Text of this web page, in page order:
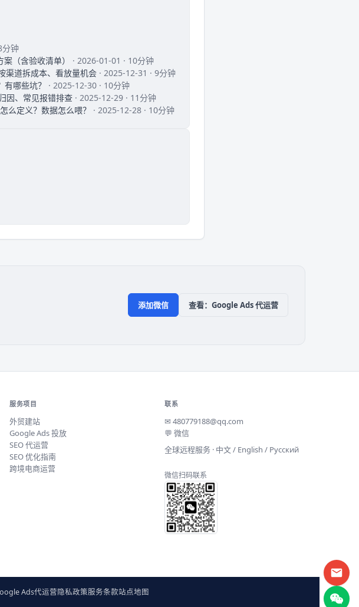
分钟
（含验收清单）
· 2026-01-01 · 10分钟
道拆成本、看放量机会 · 2025-12-31 · 9分钟
哪些坑？
· 2025-12-30 · 10分钟
因、常见报错排查 · 2025-12-29 · 11分钟
定义？数据怎么喂？
· 2025-12-28 · 10分钟
添加微信 查看：Google Ads 代运营
服务项目
外贸建站
Google Ads 投放
SEO 代运营
SEO 优化指南
跨境电商运营
联系
✉ 480779188@qq.com
💬 微信
全球远程服务 · 中文 / English / Русский
微信扫码联系
Ads代运营隐私政策服务条款站点地图